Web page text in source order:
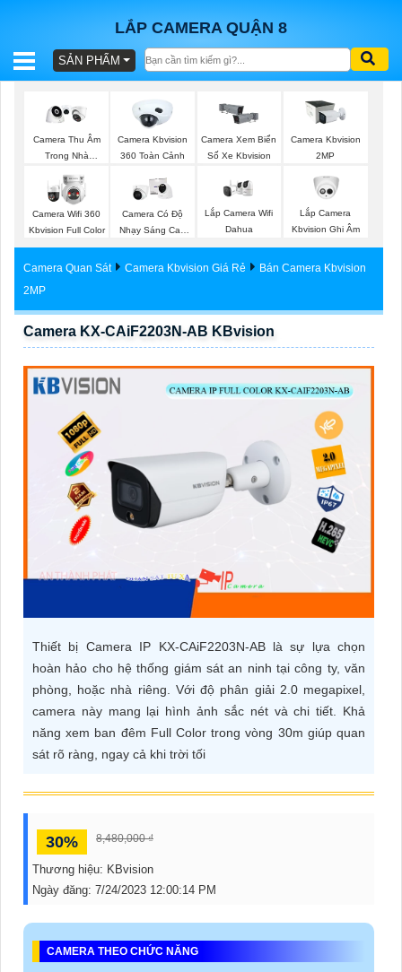
LẮP CAMERA QUẬN 8
BÁO
TRỌN
SẢN
TƯ
LẮP
CAMERA
DỊCH
VỤ
SẢN PHẨM
Camera Thu Âm
Trong Nhà
Camera Kbvision
360 Toàn Cảnh
Camera Xem Biển
Số Xe Kbvision
Camera Kbvision
2MP
Camera Wifi 360
Kbvision Full Color
Camera Có Độ
Nhạy Sáng Cao
Kbvision
Lắp Camera Wifi
Dahua
Lắp Camera
Kbvision Ghi Âm
Camera Quan Sát Camera Kbvision Giá Rẻ
Bán Camera Kbvision
2MP
Camera KX-CAiF2203N-AB KBvision
Thiết bị Camera IP KX-CAiF2203N-AB là sự lựa chọn
hoàn hảo cho hệ thống giám sát an ninh tại công ty, văn
phòng, hoặc nhà riêng. Với độ phân giải 2.0 megapixel,
camera này mang lại hình ảnh sắc nét và chi tiết. Khả
năng xem ban đêm Full Color trong vòng 30m giúp quan
sát rõ ràng, ngay cả khi trời tối
30% 8,480,000 ₫
Thương hiệu: KBvision
Ngày đăng: 7/24/2023 12:00:14 PM
CAMERA THEO CHỨC NĂNG